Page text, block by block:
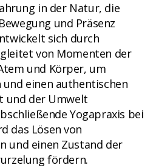
in der Natur, die
und Präsenz
sich durch
von Momenten der
und Körper, um
einen authentischen
und der Umwelt
Yogapraxis bei
das Lösen von
und einen Zustand der
fördern.